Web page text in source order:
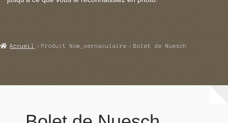
Echanges et contacts
Accueil Produit Nom_vernaculaire Bolet de Nuesch